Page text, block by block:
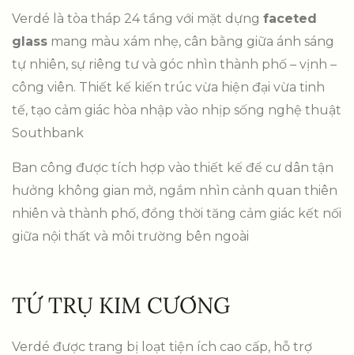
Verdé là tòa tháp 24 tầng với mặt dựng faceted
glass mang màu xám nhẹ, cân bằng giữa ánh sáng
tự nhiên, sự riêng tư và góc nhìn thành phố – vịnh –
công viên. Thiết kế kiến trúc vừa hiện đại vừa tinh
tế, tạo cảm giác hòa nhập vào nhịp sống nghệ thuật
Southbank
Ban công được tích hợp vào thiết kế để cư dân tận
hưởng không gian mở, ngắm nhìn cảnh quan thiên
nhiên và thành phố, đồng thời tăng cảm giác kết nối
giữa nội thất và môi trường bên ngoài
TỨ TRỤ KIM CƯƠNG
Verdé được trang bị loạt tiện ích cao cấp, hỗ trợ